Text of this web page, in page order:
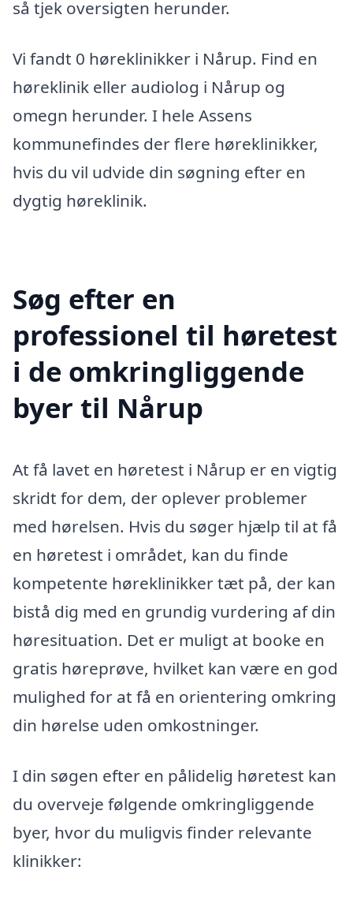
så tjek oversigten herunder.
Vi fandt 0 høreklinikker i Nårup. Find en
høreklinik eller audiolog i Nårup og
omegn herunder. I hele Assens
kommunefindes der flere høreklinikker,
hvis du vil udvide din søgning efter en
dygtig høreklinik.
Søg efter en
professionel til høretest
i de omkringliggende
byer til Nårup
At få lavet en høretest i Nårup er en vigtig
skridt for dem, der oplever problemer
med hørelsen. Hvis du søger hjælp til at få
en høretest i området, kan du finde
kompetente høreklinikker tæt på, der kan
bistå dig med en grundig vurdering af din
høresituation. Det er muligt at booke en
gratis høreprøve, hvilket kan være en god
mulighed for at få en orientering omkring
din hørelse uden omkostninger.
I din søgen efter en pålidelig høretest kan
du overveje følgende omkringliggende
byer, hvor du muligvis finder relevante
klinikker: